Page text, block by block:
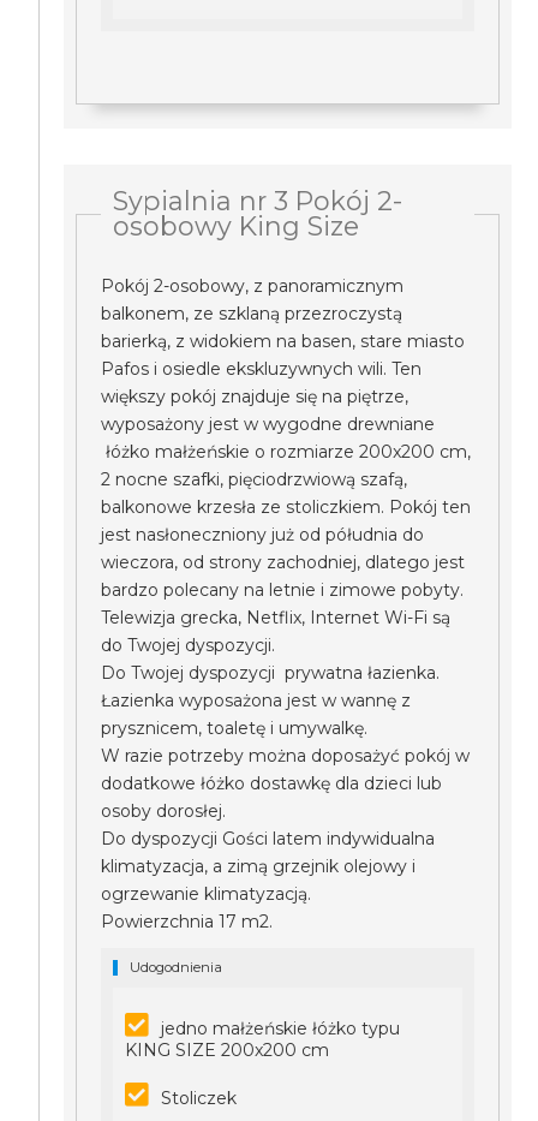
Sypialnia nr 3 Pokój 2-
osobowy King Size
Pokój 2-osobowy, z panoramicznym
balkonem, ze szklaną przezroczystą
barierką, z widokiem na basen, stare miasto
Pafos i osiedle ekskluzywnych wili. Ten
większy pokój znajduje się na piętrze,
wyposażony jest w wygodne drewniane
łóżko małżeńskie o rozmiarze 200x200 cm,
2 nocne szafki, pięciodrzwiową szafą,
balkonowe krzesła ze stoliczkiem. Pokój ten
jest nasłoneczniony już od półudnia do
wieczora, od strony zachodniej, dlatego jest
bardzo polecany na letnie i zimowe pobyty.
Telewizja grecka, Netflix, Internet Wi-Fi są
do Twojej dyspozycji.
Do Twojej dyspozycji prywatna łazienka.
Łazienka wyposażona jest w wannę z
prysznicem, toaletę i umywalkę.
W razie potrzeby można doposażyć pokój w
dodatkowe łóżko dostawkę dla dzieci lub
osoby dorosłej.
Do dyspozycji Gości latem indywidualna
klimatyzacja, a zimą grzejnik olejowy i
ogrzewanie klimatyzacją.
Powierzchnia 17 m2.
Udogodnienia
jedno małżeńskie łóżko typu
KING SIZE 200x200 cm
Stoliczek